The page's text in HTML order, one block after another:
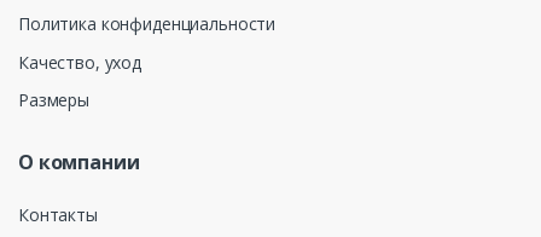
Политика конфиденциальности
Качество, уход
Размеры
О компании
Контакты